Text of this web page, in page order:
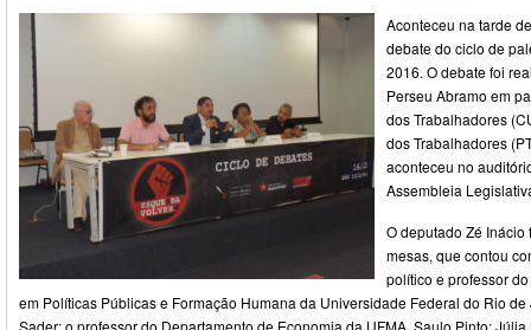
Aconteceu na tarde
debate do ciclo de
2016. O debate foi
Perseu Abramo em
dos Trabalhadores
dos Trabalhadores
aconteceu no
Assembleia
O deputado Zé
mesas, que contou
político e professor
em Políticas Públicas e Formação Humana da Universidade Federal do Rio
Sader; o professor do Departamento de Economia da UFMA, Saulo Pinto;